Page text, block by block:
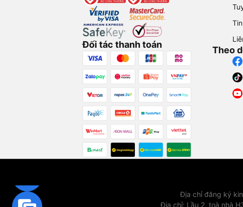
Đối tác thanh toán
Theo
Địa chỉ đăng ký
Địa chỉ: Lầu 2, toà nhà